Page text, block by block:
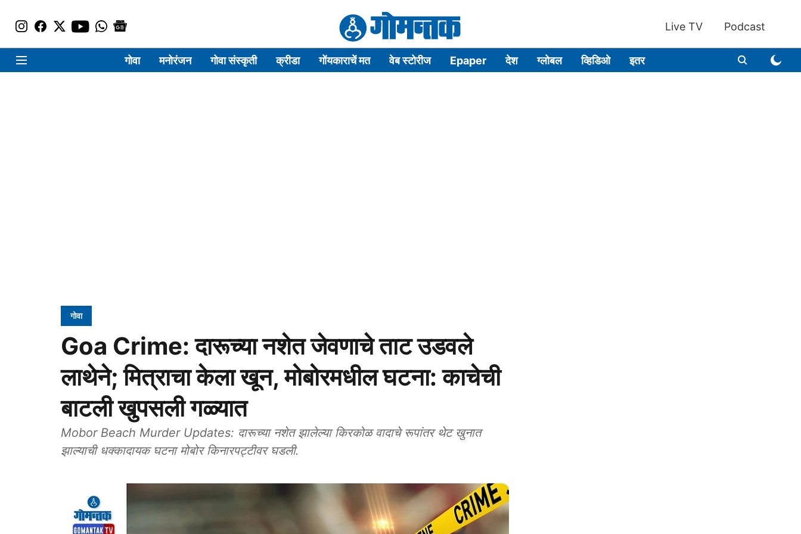
Live TV Podcast
गोवा मनोरंजन गोवा संस्कृती क्रीडा गोंयकाराचें मत वेब स्टोरीज Epaper देश ग्लोबल व्हिडिओ इतर
गोवा
Goa Crime: दारूच्‍या नशेत जेवणाचे ताट उडवले
लाथेने; मित्राचा केला खून, मोबोरमधील घटना: काचेची
बाटली खुपसली गळ्यात
Mobor Beach Murder Updates: दारूच्या नशेत झालेल्या किरकोळ वादाचे रूपांतर थेट खुनात
झाल्याची धक्कादायक घटना मोबोर किनारपट्टीवर घडली.